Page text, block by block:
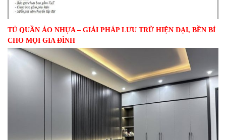
TỦ QUẦN ÁO NHỰA – GIẢI PHÁP LƯU TRỮ HIỆN ĐẠI, BỀN BỈ
CHO MỌI GIA ĐÌNH